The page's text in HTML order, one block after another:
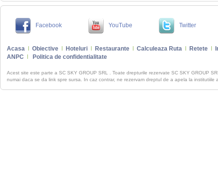
Facebook YouTube Twitter
Acasa Obiective Hoteluri Restaurante Calculeaza Ruta Retete
ANPC
Politica de confidentialitate
Acest site este parte a SC SKY GROUP SRL . Toate drepturile rezervate SC SKY GROUP
numai daca se da link spre sursa. In caz contrar, ne rezervam dreptul de a apela la institutiile